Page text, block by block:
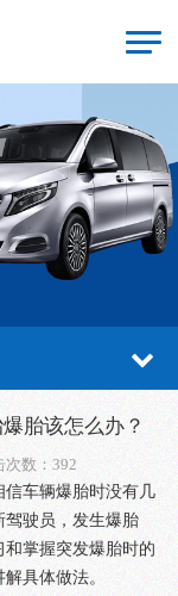
胎该怎么办？
数：392
车辆爆胎时没有几
驾驶员，发生爆胎
掌握突发爆胎时的
具体做法。